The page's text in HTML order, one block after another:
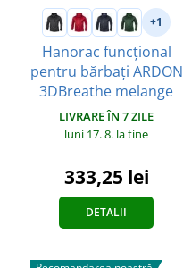
+1
Hanorac funcțional
pentru bărbați ARDON
3DBreathe melange
LIVRARE ÎN 7 ZILE
luni 17. 8. la tine
333,25 lei
DETALII